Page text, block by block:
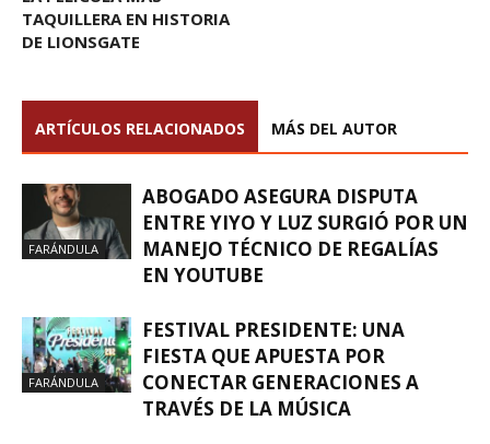
TAQUILLERA EN HISTORIA
DE LIONSGATE
ARTÍCULOS RELACIONADOS MÁS DEL AUTOR
FARÁNDULA
ABOGADO ASEGURA DISPUTA
ENTRE YIYO Y LUZ SURGIÓ POR UN
MANEJO TÉCNICO DE REGALÍAS
EN YOUTUBE
FARÁNDULA
FESTIVAL PRESIDENTE: UNA
FIESTA QUE APUESTA POR
CONECTAR GENERACIONES A
TRAVÉS DE LA MÚSICA